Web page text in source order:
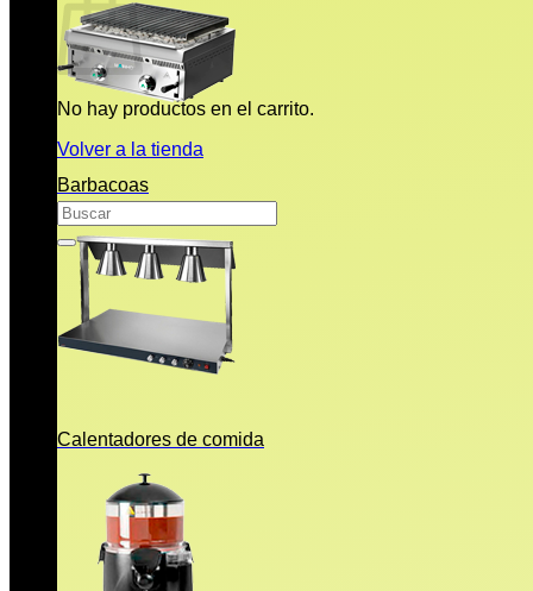
No hay productos en el carrito.
Volver a la tienda
Buscar
por:
Barbacoas
Calentadores de comida